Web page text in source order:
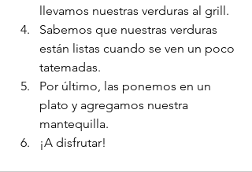
llevamos nuestras verduras al grill.
Sabemos que nuestras verduras
están listas cuando se ven un poco
tatemadas.
Por último, las ponemos en un
plato y agregamos nuestra
mantequilla.
¡A disfrutar!